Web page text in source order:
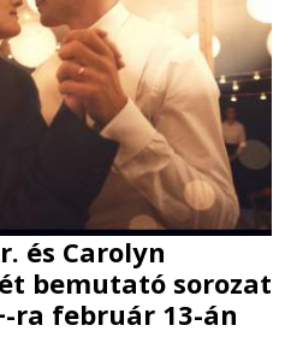
és Carolyn
bemutató sorozat
ra február 13-án